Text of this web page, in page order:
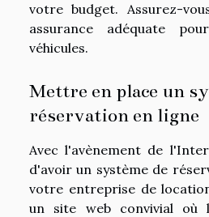
votre budget. Assurez-
assurance adéquate
véhicules.
Mettre en place un
réservation en ligne
Avec l'avènement de
d'avoir un système de
votre entreprise de
un site web convivial où